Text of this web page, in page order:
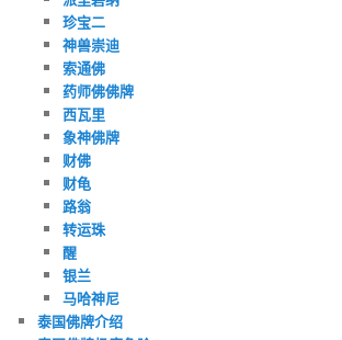
珍宝二
神兽崇迪
索通佛
药师佛佛牌
西瓦里
象神佛牌
财佛
财龟
路翁
转运珠
醒
银兰
马哈神尼
泰国佛牌介绍